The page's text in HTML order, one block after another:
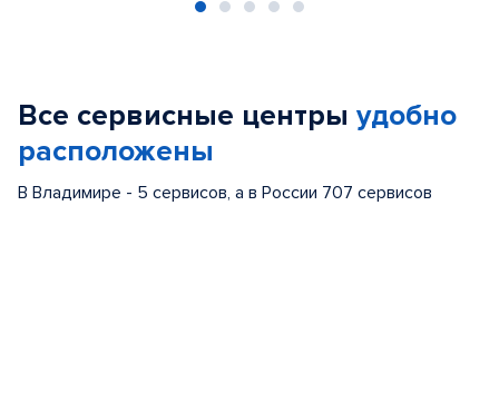
Все сервисные центры удобно
расположены
В Владимире - 5 сервисов, а в России 707 сервисов